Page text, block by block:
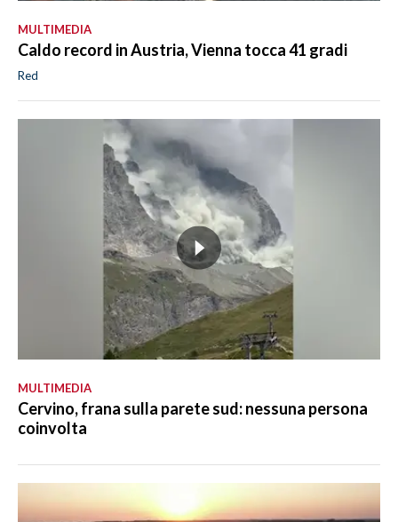
MULTIMEDIA
Caldo record in Austria, Vienna tocca 41 gradi
Red
MULTIMEDIA
Cervino, frana sulla parete sud: nessuna persona
coinvolta